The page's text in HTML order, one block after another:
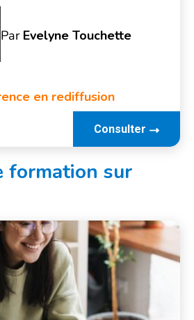
Par Evelyne Touchette
en rediffusion
Consulter
formation sur